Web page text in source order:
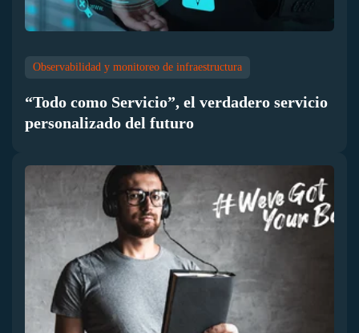
Observabilidad y monitoreo de infraestructura
“Todo como Servicio”, el verdadero servicio
personalizado del futuro